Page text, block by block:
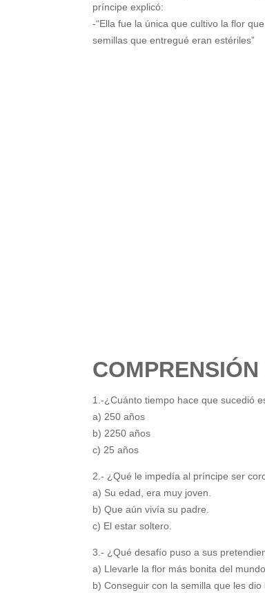
príncipe explicó:
-“Ella fue la única que cultivo la flor
semillas que entregué eran estériles”
1.-¿Cuánto tiempo hace que sucedió
a) 250 años
b) 2250 años
c) 25 años
2.- ¿Qué le impedía al príncipe ser
a) Su edad, era muy joven.
b) Que aún vivía su padre.
c) El estar soltero.
3.- ¿Qué desafío puso a sus
a) Llevarle la flor más bonita del mundo.
b) Conseguir con la semilla que les